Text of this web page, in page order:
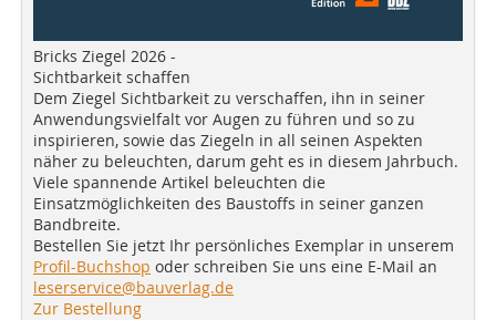
Bricks Ziegel 2026 -
Sichtbarkeit schaffen
Dem Ziegel Sichtbarkeit zu verschaffen, ihn in seiner
Anwendungsvielfalt vor Augen zu führen und so zu
inspirieren, sowie das Ziegeln in all seinen Aspekten
näher zu beleuchten, darum geht es in diesem Jahrbuch.
Viele spannende Artikel beleuchten die
Einsatzmöglichkeiten des Baustoffs in seiner ganzen
Bandbreite.
Bestellen Sie jetzt Ihr persönliches Exemplar in unserem
Profil-Buchshop oder schreiben Sie uns eine E-Mail an
leserservice@bauverlag.de
Zur Bestellung